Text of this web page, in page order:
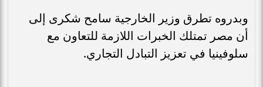
وبدروه تطرق وزير الخارجية سامح شكرى إلى
أن مصر تمتلك الخبرات اللازمة للتعاون مع
سلوفينيا في تعزيز التبادل التجاري.